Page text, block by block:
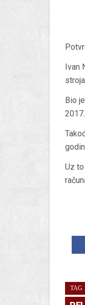
Ivan
Bio
Uz
TAG